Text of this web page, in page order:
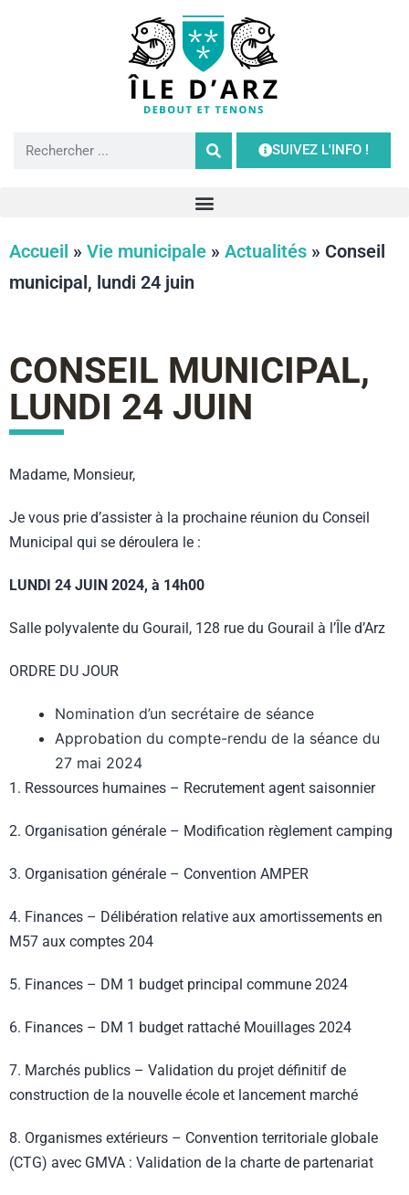
SUIVEZ L'INFO !
Accueil » Vie municipale » Actualités » Conseil
municipal, lundi 24 juin
CONSEIL MUNICIPAL,
LUNDI 24 JUIN
Madame, Monsieur,
Je vous prie d’assister à la prochaine réunion du Conseil
Municipal qui se déroulera le :
LUNDI 24 JUIN 2024, à 14h00
Salle polyvalente du Gourail, 128 rue du Gourail à l’Île d’Arz
ORDRE DU JOUR
Nomination d’un secrétaire de séance
Approbation du compte-rendu de la séance du
27 mai 2024
1. Ressources humaines – Recrutement agent saisonnier
2. Organisation générale – Modification règlement camping
3. Organisation générale – Convention AMPER
4. Finances – Délibération relative aux amortissements en
M57 aux comptes 204
5. Finances – DM 1 budget principal commune 2024
6. Finances – DM 1 budget rattaché Mouillages 2024
7. Marchés publics – Validation du projet définitif de
construction de la nouvelle école et lancement marché
8. Organismes extérieurs – Convention territoriale globale
(CTG) avec GMVA : Validation de la charte de partenariat